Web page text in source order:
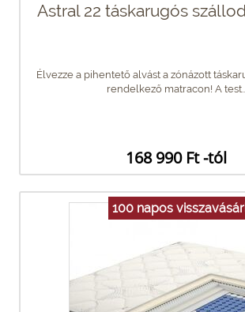
Astral 22 táskarugós
Élvezze a pihentető alvást a zónázott
rendelkező matracon! A
168 990 Ft -tól
100 napos